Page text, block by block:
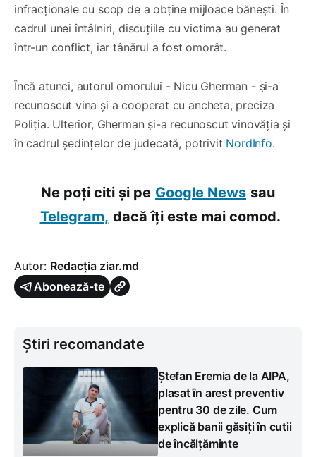
infracționale cu scop de a obține mijloace bănești. În
cadrul unei întâlniri, discuțiile cu victima au generat
într-un conflict, iar tânărul a fost omorât.
Încă atunci, autorul omorului - Nicu Gherman - și-a
recunoscut vina și a cooperat cu ancheta, preciza
Poliția. Ulterior, Gherman și-a recunoscut vinovăția și
în cadrul ședințelor de judecată, potrivit NordInfo.
Ne poți citi și pe Google News sau
Telegram, dacă îți este mai comod.
Autor: Redacția ziar.md
Abonează-te
Știri recomandate
Ștefan Eremia de la AIPA,
plasat în arest preventiv
pentru 30 de zile. Cum
explică banii găsiți în cutii
de încălțăminte